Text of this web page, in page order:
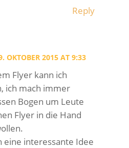
Reply
OKTOBER 2015 AT 9:33
Flyer kann ich
ich mach immer
Bogen um Leute
Flyer in die Hand
eine interessante Idee